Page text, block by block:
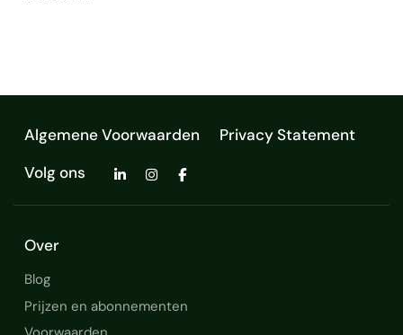
Algemene Voorwaarden
Privacy Statement
Volg ons
Over
Blog
Prijzen en abonnementen